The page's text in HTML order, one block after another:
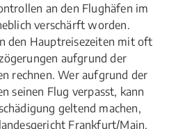
an den Flughäfen im
verschärft worden.
den Hauptreisezeiten mit oft
aufgrund der
rechnen. Wer aufgrund der
seinen Flug verpasst, kann
geltend machen,
Frankfurt/Main.